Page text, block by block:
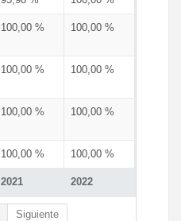
2021 2022
100,00 % 100,00 %
100,00 % 100,00 %
100,00 % 100,00 %
100,00 % 100,00 %
Siguiente